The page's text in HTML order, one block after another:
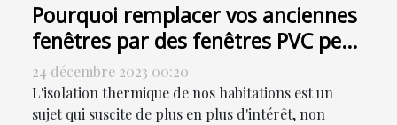
Pourquoi remplacer vos anciennes
fenêtres par des fenêtres PVC peut
contribuer à la réduction de votre
facture énergétique
24 décembre 2023 00:20
L'isolation thermique de nos habitations est un
sujet qui suscite de plus en plus d'intérêt, non